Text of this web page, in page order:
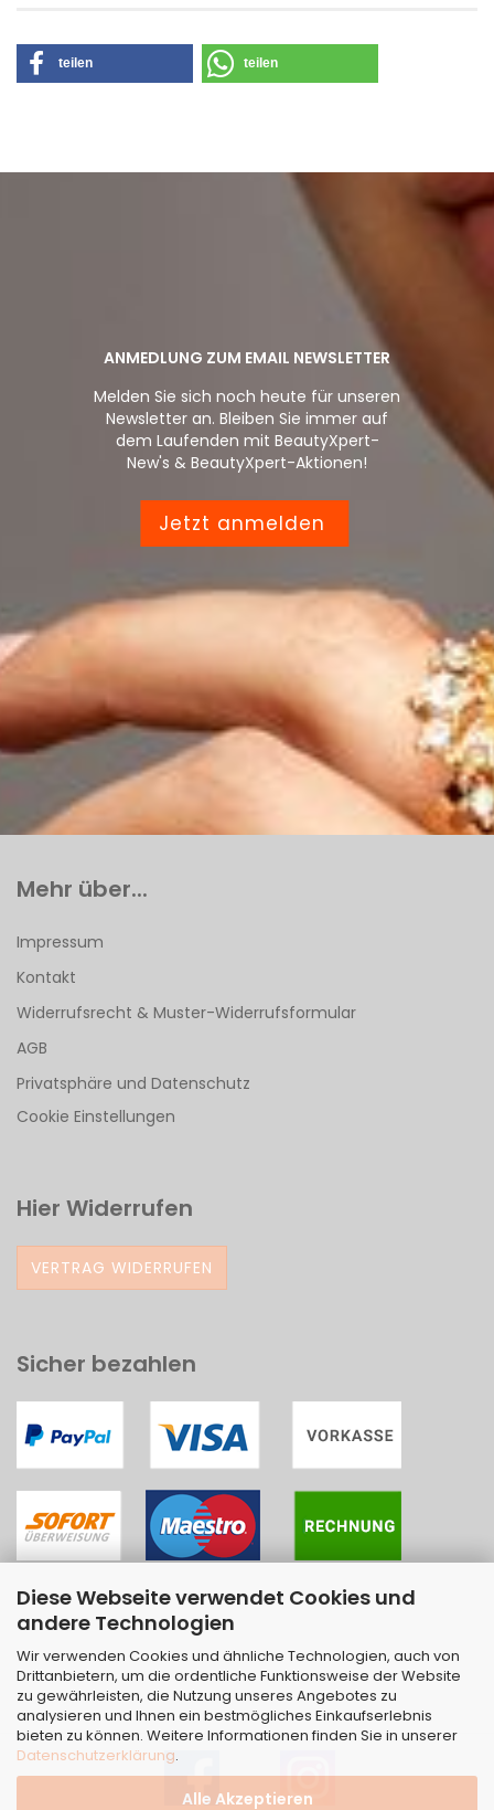
Diese Webseite verwendet Cookies und
andere Technologien
Wir verwenden Cookies und ähnliche Technologien, auch von
Drittanbietern, um die ordentliche Funktionsweise der Website
zu gewährleisten, die Nutzung unseres Angebotes zu
analysieren und Ihnen ein bestmögliches Einkaufserlebnis
bieten zu können. Weitere Informationen finden Sie in unserer
Datenschutzerklärung.
Alle Akzeptieren
teilen teilen
ANMEDLUNG ZUM EMAIL NEWSLETTER
Melden Sie sich noch heute für unseren
Newsletter an. Bleiben Sie immer auf
dem Laufenden mit BeautyXpert-
New's & BeautyXpert-Aktionen!
Jetzt anmelden
Mehr über...
Impressum
Kontakt
Widerrufsrecht & Muster-Widerrufsformular
AGB
Privatsphäre und Datenschutz
Cookie Einstellungen
Hier Widerrufen
VERTRAG WIDERRUFEN
Sicher bezahlen